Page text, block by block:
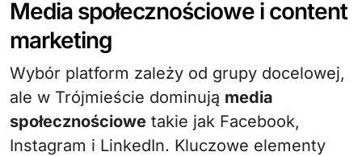
Media społecznościowe i content
marketing
Wybór platform zależy od grupy docelowej,
ale w Trójmieście dominują media
społecznościowe takie jak Facebook,
Instagram i LinkedIn. Kluczowe elementy